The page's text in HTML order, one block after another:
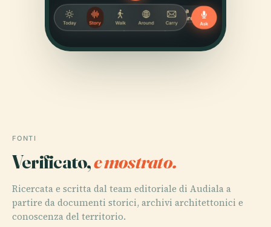
FONTI
Verificato,e mostrato.
Ricercata e scritta dal team editoriale di Audiala a
partire da documenti storici, archivi architettonici e
conoscenza del territorio.